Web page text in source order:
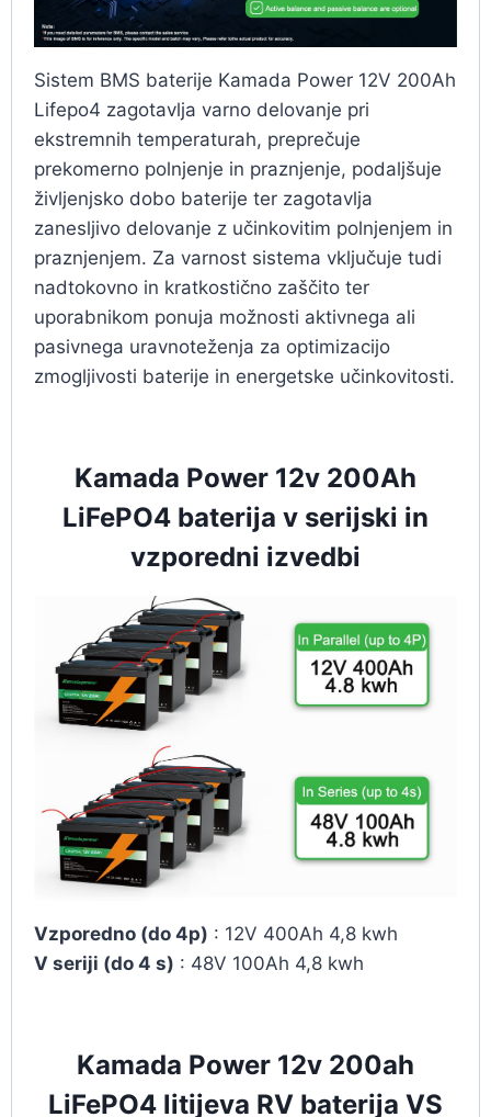
Sistem BMS baterije Kamada Power 12V 200Ah
Lifepo4 zagotavlja varno delovanje pri
ekstremnih temperaturah, preprečuje
prekomerno polnjenje in praznjenje, podaljšuje
življenjsko dobo baterije ter zagotavlja
zanesljivo delovanje z učinkovitim polnjenjem in
praznjenjem. Za varnost sistema vključuje tudi
nadtokovno in kratkostično zaščito ter
uporabnikom ponuja možnosti aktivnega ali
pasivnega uravnoteženja za optimizacijo
zmogljivosti baterije in energetske učinkovitosti.
Kamada Power 12v 200Ah
LiFePO4 baterija v serijski in
vzporedni izvedbi
Vzporedno (do 4p) : 12V 400Ah 4,8 kwh
V seriji (do 4 s) : 48V 100Ah 4,8 kwh
Kamada Power 12v 200ah
LiFePO4 litijeva RV baterija VS